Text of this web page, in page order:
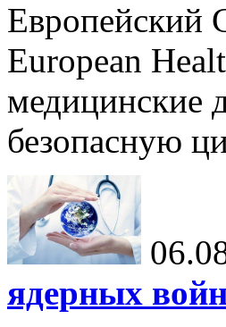
Европейский
European
медицинские
безопасную
ядерных